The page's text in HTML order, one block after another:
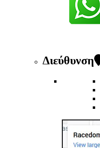
Διεύθυνση